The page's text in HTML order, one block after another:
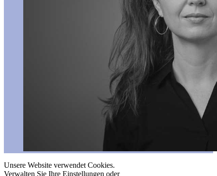
Unsere Website verwendet Cookies.
Verwalten Sie Ihre Einstellungen oder